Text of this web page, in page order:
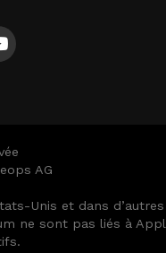
AG
Unis et dans
ne sont pas liés à